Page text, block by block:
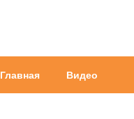
Главная Видео